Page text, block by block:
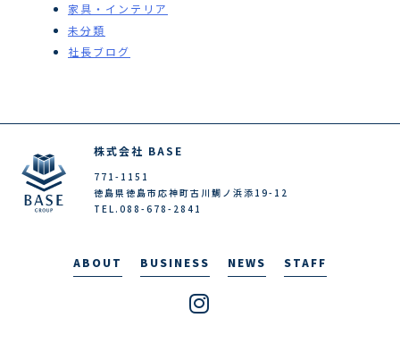
家具・インテリア
未分類
社長ブログ
株式会社 BASE
771-1151
徳島県徳島市応神町古川鯛ノ浜添19-12
TEL.088-678-2841
ABOUT BUSINESS NEWS STAFF